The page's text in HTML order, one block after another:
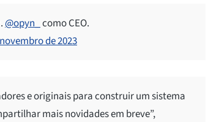
@opyn_ como CEO.
de 2023
e originais para construir um sistema
mais novidades em breve”,